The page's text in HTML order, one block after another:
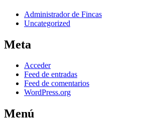
Administrador de Fincas
Uncategorized
Meta
Acceder
Feed de entradas
Feed de comentarios
WordPress.org
Menú